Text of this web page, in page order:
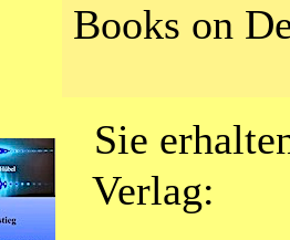
Books on
Sie